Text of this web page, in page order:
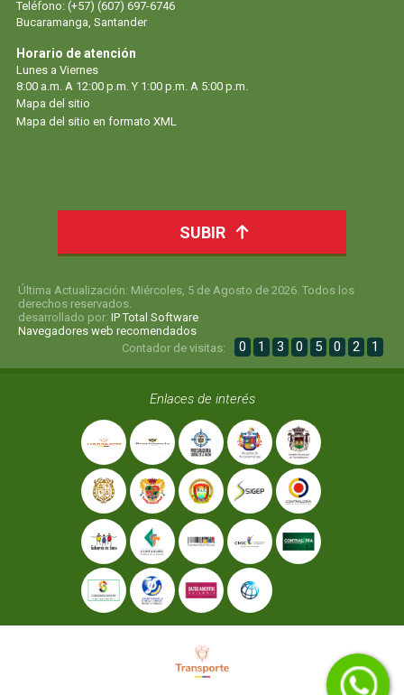
Teléfono: (+57) (607) 697-6746
Bucaramanga, Santander
Horario de atención
Lunes a Viernes
8:00 a.m. A 12:00 p.m. Y 1:00 p.m. A 5:00 p.m.
Mapa del sitio
Mapa del sitio en formato XML
SUBIR
Última Actualización: Miércoles, 5 de Agosto de 2026. Todos los
derechos reservados.
desarrollado por: IP Total Software
Navegadores web recomendados
Contador de visitas:
0 1 3 0 5 0 2 1
Enlaces de interés